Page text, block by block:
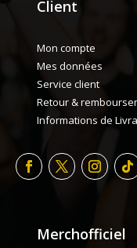
Client
Mon compte
Mes données
Service client
Retour &
Informations de
Merchofficiel